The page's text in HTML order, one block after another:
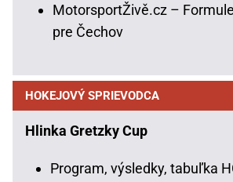
MotorsportŽivě.cz –
pre Čechov
HOKEJOVÝ SPRIEVODCA
Hlinka Gretzky Cup
Program, výsledky, tabuľka